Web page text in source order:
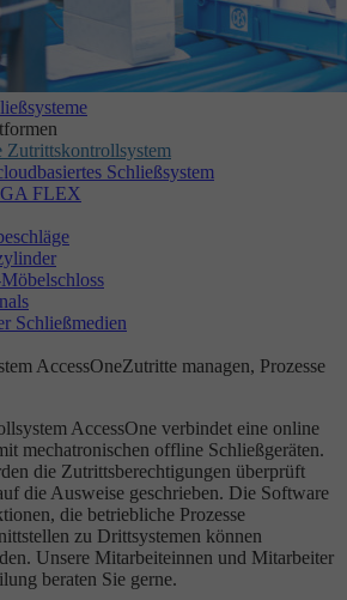
Zutrittskontrollsystem
Schließsystem
FLEX
Schließmedien
AccessOneZutritte managen, Prozesse
AccessOne verbindet eine online
mechatronischen offline Schließgeräten.
die Zutrittsberechtigungen überprüft
die Ausweise geschrieben. Die Software
die betriebliche Prozesse
zu Drittsystemen können
Unsere Mitarbeiteinnen und Mitarbeiter
beraten Sie gerne.